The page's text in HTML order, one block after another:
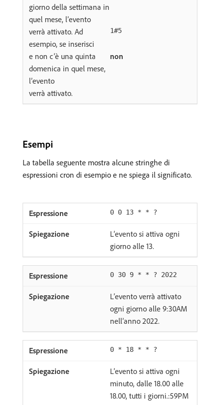
giorno della settimana in
quel mese, l’evento
verrà attivato. Ad
esempio, se inserisci
1#5
e non c’è una quinta
domenica in quel mese,
l’evento
non
verrà attivato.
Esempi
La tabella seguente mostra alcune stringhe di
espressioni cron di esempio e ne spiega il significato.
0 0 13 * * ?
L’evento si attiva ogni
giorno alle 13.
0 30 9 * * ? 2022
L’evento verrà attivato
ogni giorno alle 9:30AM
nell’anno 2022.
0 * 18 * * ?
L’evento si attiva ogni
minuto, dalle 18.00 alle
18.00, tutti i giorni.:59PM